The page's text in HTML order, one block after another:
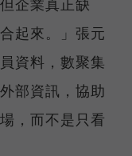
企業真正缺
起來。」張元
資料，數聚集
部資訊，協助
，而不是只看